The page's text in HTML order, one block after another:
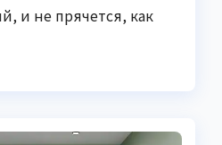
и не прячется, как